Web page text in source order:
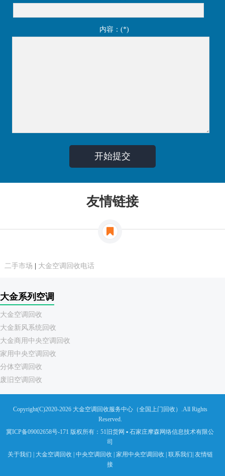
内容：(*)
友情链接
二手市场 大金空调回收电话
大金系列空调
大金空调回收
大金新风系统回收
大金商用中央空调回收
家用中央空调回收
分体空调回收
废旧空调回收
Copyright(C)2020-2026 大金空调回收服务中心（全国上门回收）.All Rights
Reserved.
冀ICP备09002658号-171 版权所有 ： 51旧货网 ▪ 石家庄摩森网络信息技术有限公
司
关于我们 | 大金空调回收 | 中央空调回收 | 家用中央空调回收 | 联系我们| 友情链
接